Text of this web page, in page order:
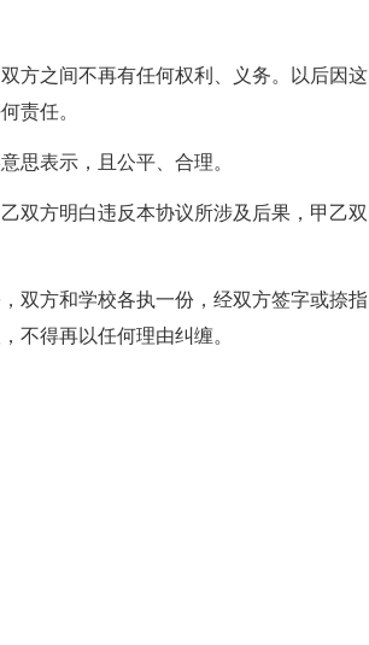
方之间不再有任何权利、义务。以后因这
责任。
思表示，且公平、合理。
双方明白违反本协议所涉及后果，甲乙双
双方和学校各执一份，经双方签字或捺指
不得再以任何理由纠缠。